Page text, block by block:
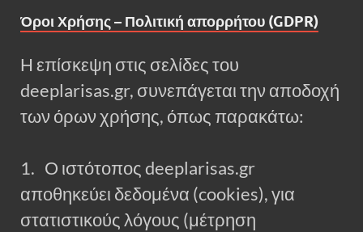
Όροι Χρήσης – Πολιτική απορρήτου (GDPR)
Η επίσκεψη στις σελίδες του
deeplarisas.gr, συνεπάγεται την αποδοχή
των όρων χρήσης, όπως παρακάτω:
1. Ο ιστότοπος deeplarisas.gr
αποθηκεύει δεδομένα (cookies), για
στατιστικούς λόγους (μέτρηση